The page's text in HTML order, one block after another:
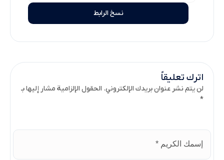
نسخ الرابط
اترك تعليقاً
لن يتم نشر عنوان بريدك الإلكتروني. الحقول الإلزامية مشار إليها بـ
*